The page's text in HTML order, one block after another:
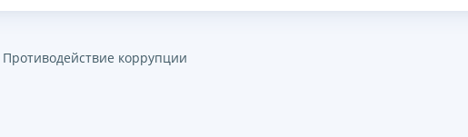
Противодействие коррупции